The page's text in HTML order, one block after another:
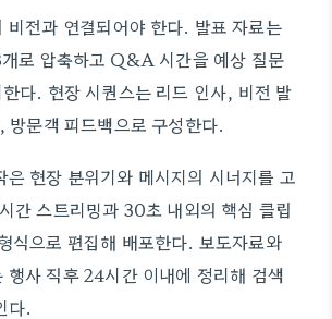
비전과 연결되어야 한다. 발표 자료는
로 압축하고 Q&A 시간을 예상 질문
다. 현장 시퀀스는 리드 인사, 비전 발
방문객 피드백으로 구성한다.
은 현장 분위기와 메시지의 시너지를 고
간 스트리밍과 30초 내외의 핵심 클립
식으로 편집해 배포한다. 보도자료와
행사 직후 24시간 이내에 정리해 검색
다.